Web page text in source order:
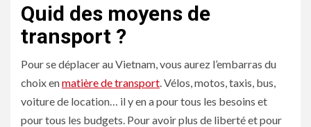
Quid des moyens de
transport ?
Pour se déplacer au Vietnam, vous aurez l’embarras du
choix enmatière de transport . Vélos, motos, taxis, bus,
voiture de location… il y en a pour tous les besoins et
pour tous les budgets. Pour avoir plus de liberté et pour